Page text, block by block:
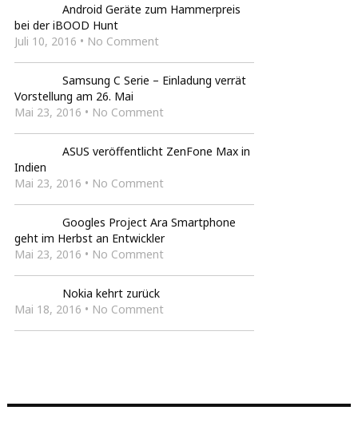
Android Geräte zum Hammerpreis
bei der iBOOD Hunt
Juli 10, 2016 • No Comment
Samsung C Serie – Einladung verrät
Vorstellung am 26. Mai
Mai 23, 2016 • No Comment
ASUS veröffentlicht ZenFone Max in
Indien
Mai 23, 2016 • No Comment
Googles Project Ara Smartphone
geht im Herbst an Entwickler
Mai 23, 2016 • No Comment
Nokia kehrt zurück
Mai 18, 2016 • No Comment